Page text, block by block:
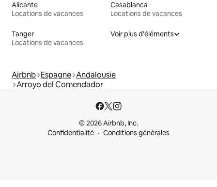
Alicante
Locations de vacances
Casablanca
Locations de vacances
Tanger
Locations de vacances
Voir plus d'éléments
Airbnb Espagne Andalousie
Arroyo del Comendador
© 2026 Airbnb, Inc.
Confidentialité
Conditions générales